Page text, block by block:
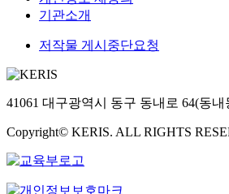
기관소개
저작물 게시중단요청
41061 대구광역시 동구 동내로 64(동내
Copyright© KERIS. ALL RIGHTS